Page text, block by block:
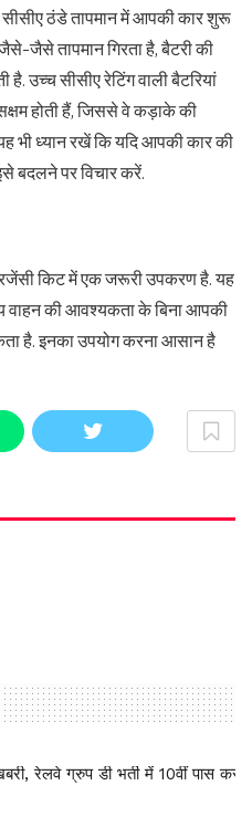
सीसीए ठंडे तापमान में आपकी कार शुरू
जैसे तापमान गिरता है, बैटरी की
है. उच्च सीसीए रेटिंग वाली बैटरियां
होती हैं, जिससे वे कड़ाके की
भी ध्यान रखें कि यदि आपकी कार की
बदलने पर विचार करें.
किट में एक जरूरी उपकरण है. यह
वाहन की आवश्यकता के बिना आपकी
है. इनका उपयोग करना आसान है
रेलवे ग्रुप डी भर्ती में 10वीं पास कर